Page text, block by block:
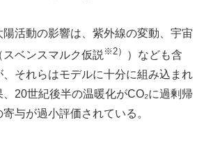
活動の影響は、紫外線の変動、宇宙
ベンスマルク仮説 ※ 2）
）なども含
それらはモデルに十分に組み込まれ
20世紀後半の温暖化がCO₂に過剰帰
与が過小評価されている。